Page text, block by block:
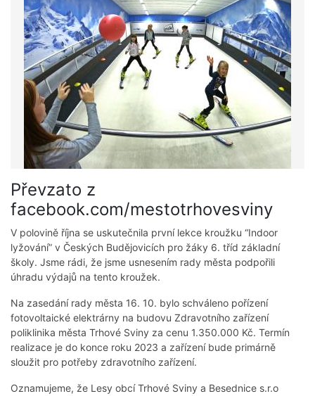
Převzato z
facebook.com/mestotrhovesviny
V polovině října se uskutečnila první lekce kroužku “Indoor
lyžování” v Českých Budějovicích pro žáky 6. tříd základní
školy. Jsme rádi, že jsme usnesením rady města podpořili
úhradu výdajů na tento kroužek.
Na zasedání rady města 16. 10. bylo schváleno pořízení
fotovoltaické elektrárny na budovu Zdravotního zařízení
poliklinika města Trhové Sviny za cenu 1.350.000 Kč. Termín
realizace je do konce roku 2023 a zařízení bude primárně
sloužit pro potřeby zdravotního zařízení.
Oznamujeme, že Lesy obcí Trhové Sviny a Besednice s.r.o